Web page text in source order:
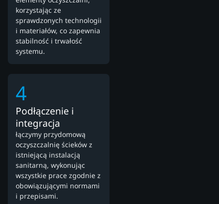
korzystając ze
sprawdzonych technologii
i materiałów, co zapewnia
stabilność i trwałość
systemu.
4
Podłączenie i
integracja
łączymy przydomową
oczyszczalnię ścieków z
istniejącą instalacją
sanitarną, wykonując
wszystkie prace zgodnie z
obowiązującymi normami
i przepisami.